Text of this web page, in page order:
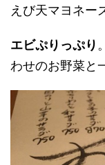
えび天マヨネー
エビぷりっぷり
わせのお野菜と